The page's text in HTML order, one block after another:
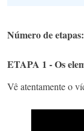
Número de etapas
ETAPA 1 - Os
Vê atentamente o